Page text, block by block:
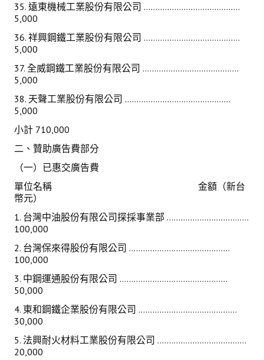
35. 遠東機械工業股份有限公司 .........................................
5,000
36. 祥興鋼鐵工業股份有限公司 .........................................
5,000
37. 全威鋼鐵工業股份有限公司 .........................................
5,000
38. 天聲工業股份有限公司 .............................................
5,000
小計 710,000
二、贊助廣告費部分
（一）已惠交廣告費
單位名稱 金額（新台
幣元）
1. 台灣中油股份有限公司探採事業部 ...................................
100,000
2. 台灣保來得股份有限公司 ...........................................
100,000
3. 中鋼運通股份有限公司 ..............................................
50,000
4. 東和鋼鐵企業股份有限公司 ..........................................
30,000
5. 法興耐火材料工業股份有限公司 ......................................
20,000